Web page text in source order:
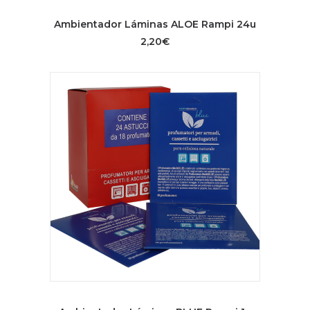
Ambientador Láminas ALOE Rampi 24u
2,20€